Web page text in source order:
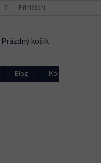
Přihlášení
NÁKUPNÍ
Prázdný košík
Blog
Kontakty